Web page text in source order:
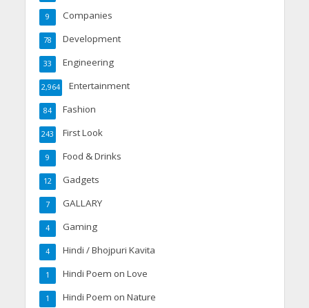
Companies
9
Development
78
Engineering
33
Entertainment
2,964
Fashion
84
First Look
243
Food & Drinks
9
Gadgets
12
GALLARY
7
Gaming
4
Hindi / Bhojpuri Kavita
4
Hindi Poem on Love
1
Hindi Poem on Nature
1